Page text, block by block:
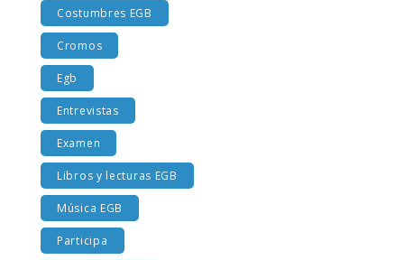
Costumbres EGB
Cromos
Egb
Entrevistas
Examen
Libros y lecturas EGB
Música EGB
Participa